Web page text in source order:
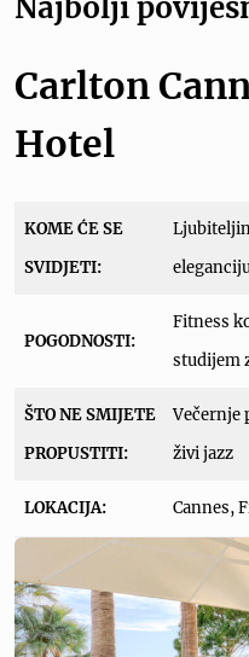
Najbolji
Carlton
Hotel
KOME ĆE SE
SVIDJETI:
POGODNOSTI:
Fitness
studijem
ŠTO NE SMIJETE
PROPUSTITI:
Večernje
živi jazz
LOKACIJA: Cannes,